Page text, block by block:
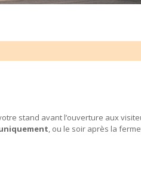
stand avant l’ouverture aux
, ou le soir après la